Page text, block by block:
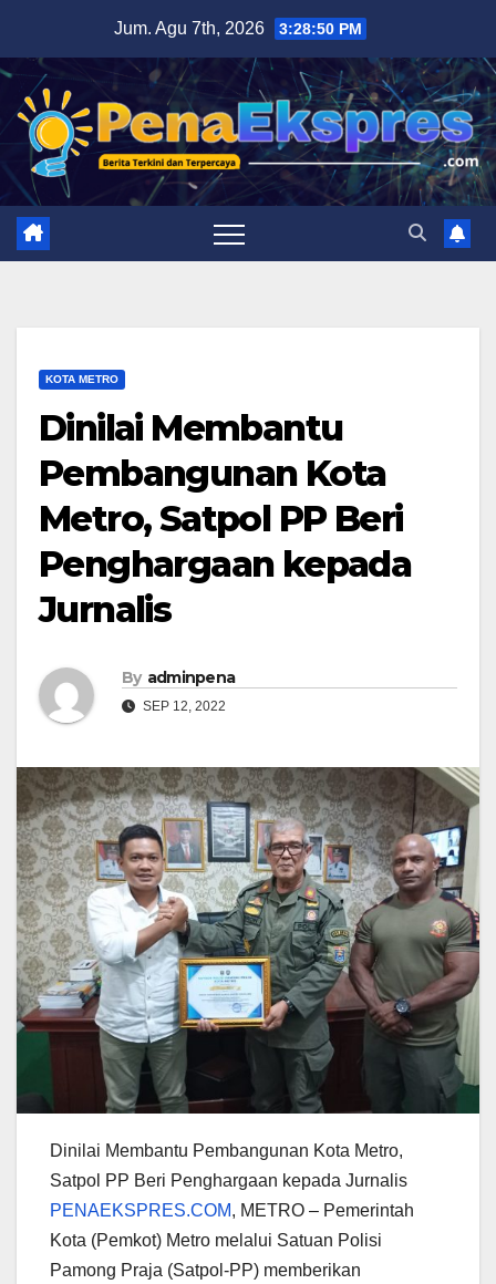
content
Jum. Agu 7th, 2026 3:28:51 PM
KOTA METRO
Dinilai Membantu
Pembangunan Kota
Metro, Satpol PP Beri
Penghargaan kepada
Jurnalis
By adminpena
SEP 12, 2022
Dinilai Membantu Pembangunan Kota Metro,
Satpol PP Beri Penghargaan kepada Jurnalis
PENAEKSPRES.COM, METRO – Pemerintah
Kota (Pemkot) Metro melalui Satuan Polisi
Pamong Praja (Satpol-PP) memberikan